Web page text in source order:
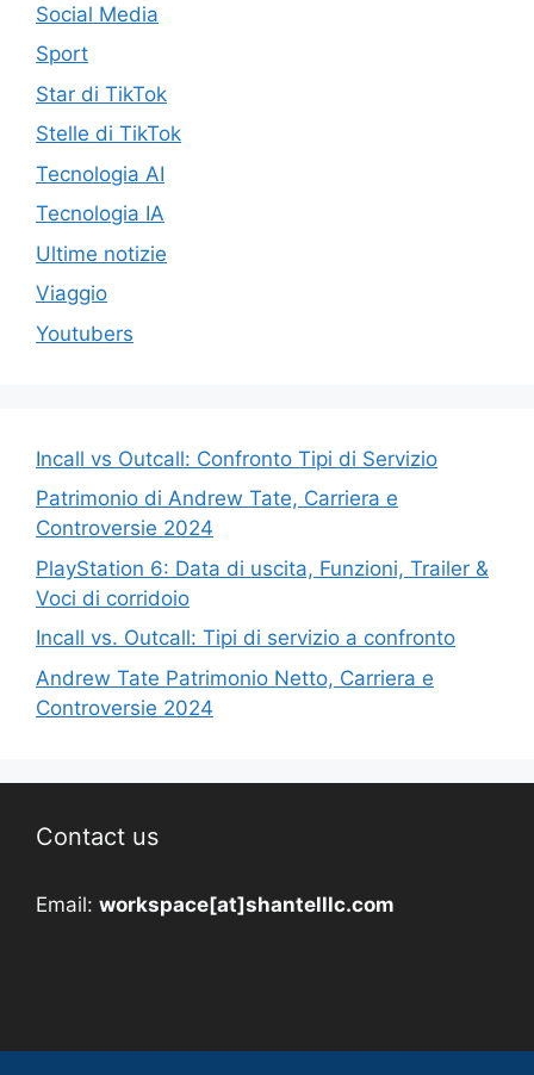
Social Media
Sport
Star di TikTok
Stelle di TikTok
Tecnologia AI
Tecnologia IA
Ultime notizie
Viaggio
Youtubers
Incall vs Outcall: Confronto Tipi di Servizio
Patrimonio di Andrew Tate, Carriera e
Controversie 2024
PlayStation 6: Data di uscita, Funzioni, Trailer &
Voci di corridoio
Incall vs. Outcall: Tipi di servizio a confronto
Andrew Tate Patrimonio Netto, Carriera e
Controversie 2024
Contact us
Email: workspace[at]shantelllc.com